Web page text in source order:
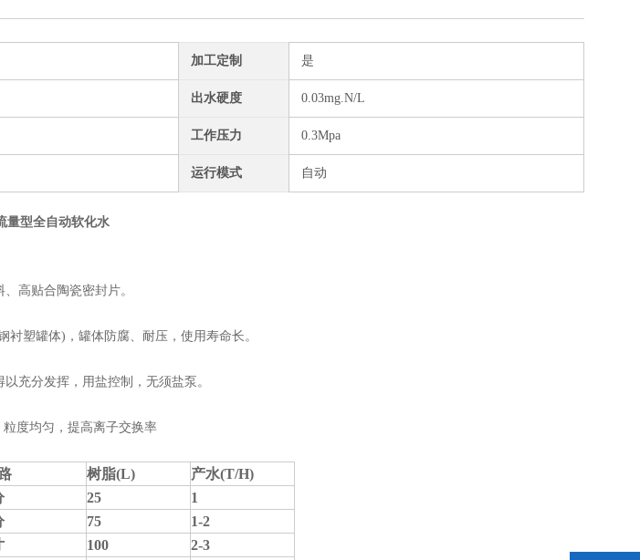
加工定制 是
出水硬度 0.03mg.N/L
工作压力 0.3Mpa
运行模式 自动
量型全自动软化水
高贴合陶瓷密封片。
塑罐体)，罐体防腐、耐压，使用寿命长。
充分发挥，用盐控制，无须盐泵。
度均匀，提高离子交换率
树脂(L) 产水(T/H)
25
1
75
1-2
100
2-3